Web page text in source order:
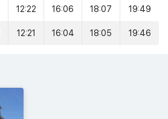
12:22 16:06 18:07 19:49
12:21 16:04 18:05 19:46